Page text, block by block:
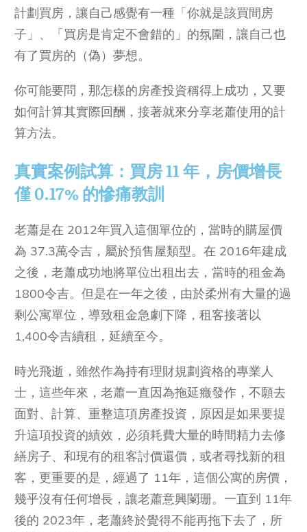
計劃買房，讓自己感覺有一種「你就是該買間房
子」、「買房是肯定不會錯的」的氛圍，讓自己也
有了買房的（偽）夢想。
你可能要問，那怎樣的房產投資稱得上成功，又要
如何計算其實際回酬，接著就來分享老蕭使用的計
算方法。
真實案例試算：買房 11 年，房價增長
僅 0.17% 的慘痛教訓
老蕭是在 2012年買入這個單位的，當時的購屋價
為 37.3萬令吉，屬於預售屋類型。在 2016年建成
之後，老蕭成功地將單位出租出去，當時的租金為
1800令吉。但是在一年之後，由於柔州有大量的過
剩公寓單位，導致租金急劇下降，租客接著以
1,400令吉續租，延續至今。
時光飛逝，雖然作為持有理財規劃資格的專業人
士，這些年來，老蕭一直因為拖延癥發作，不願去
面對、計算、重整這項房產投資，原因是如果要提
升這項投資的績效，必須耗費大量的時間精力去修
繕房子、和現有的租客討價還價，或者尋找新的租
客，更重要的是，經過了 11年，這個公寓的房價，
幾乎沒有任何增長，讓老蕭意興闌珊。一直到 11年
後的 2023年，老蕭終於覺得不能再拖下去了，所